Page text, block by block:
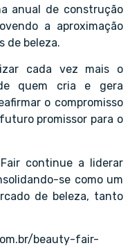
anual de construção
a aproximação
de beleza.
cada vez mais o
quem cria e gera
o compromisso
promissor para o
continue a liderar
se como um
de beleza, tanto
beauty-fair-